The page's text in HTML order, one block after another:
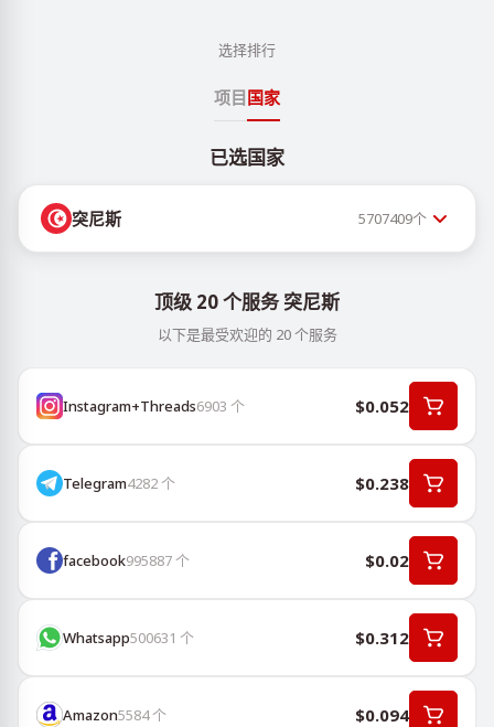
选择排行
项目国家
已选国家
突尼斯 5707409个
顶级 20 个服务 突尼斯
以下是最受欢迎的 20 个服务
Instagram+Threads6903 个 $0.052
Telegram4282个 $0.238
facebook995887个 $0.02
Whatsapp500631 个 $0.312
Amazon5584个 $0.094